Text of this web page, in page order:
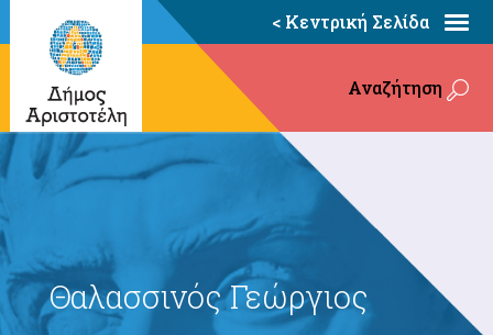
< Κεντρική Σελίδα
Αναζήτηση
Θαλασσινός Γεώργιος